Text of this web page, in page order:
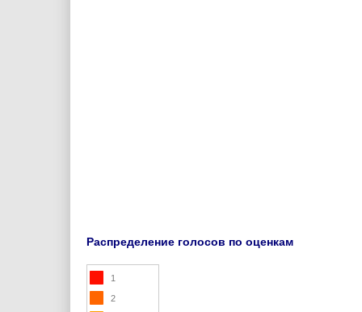
Распределение голосов по оценкам
1
2